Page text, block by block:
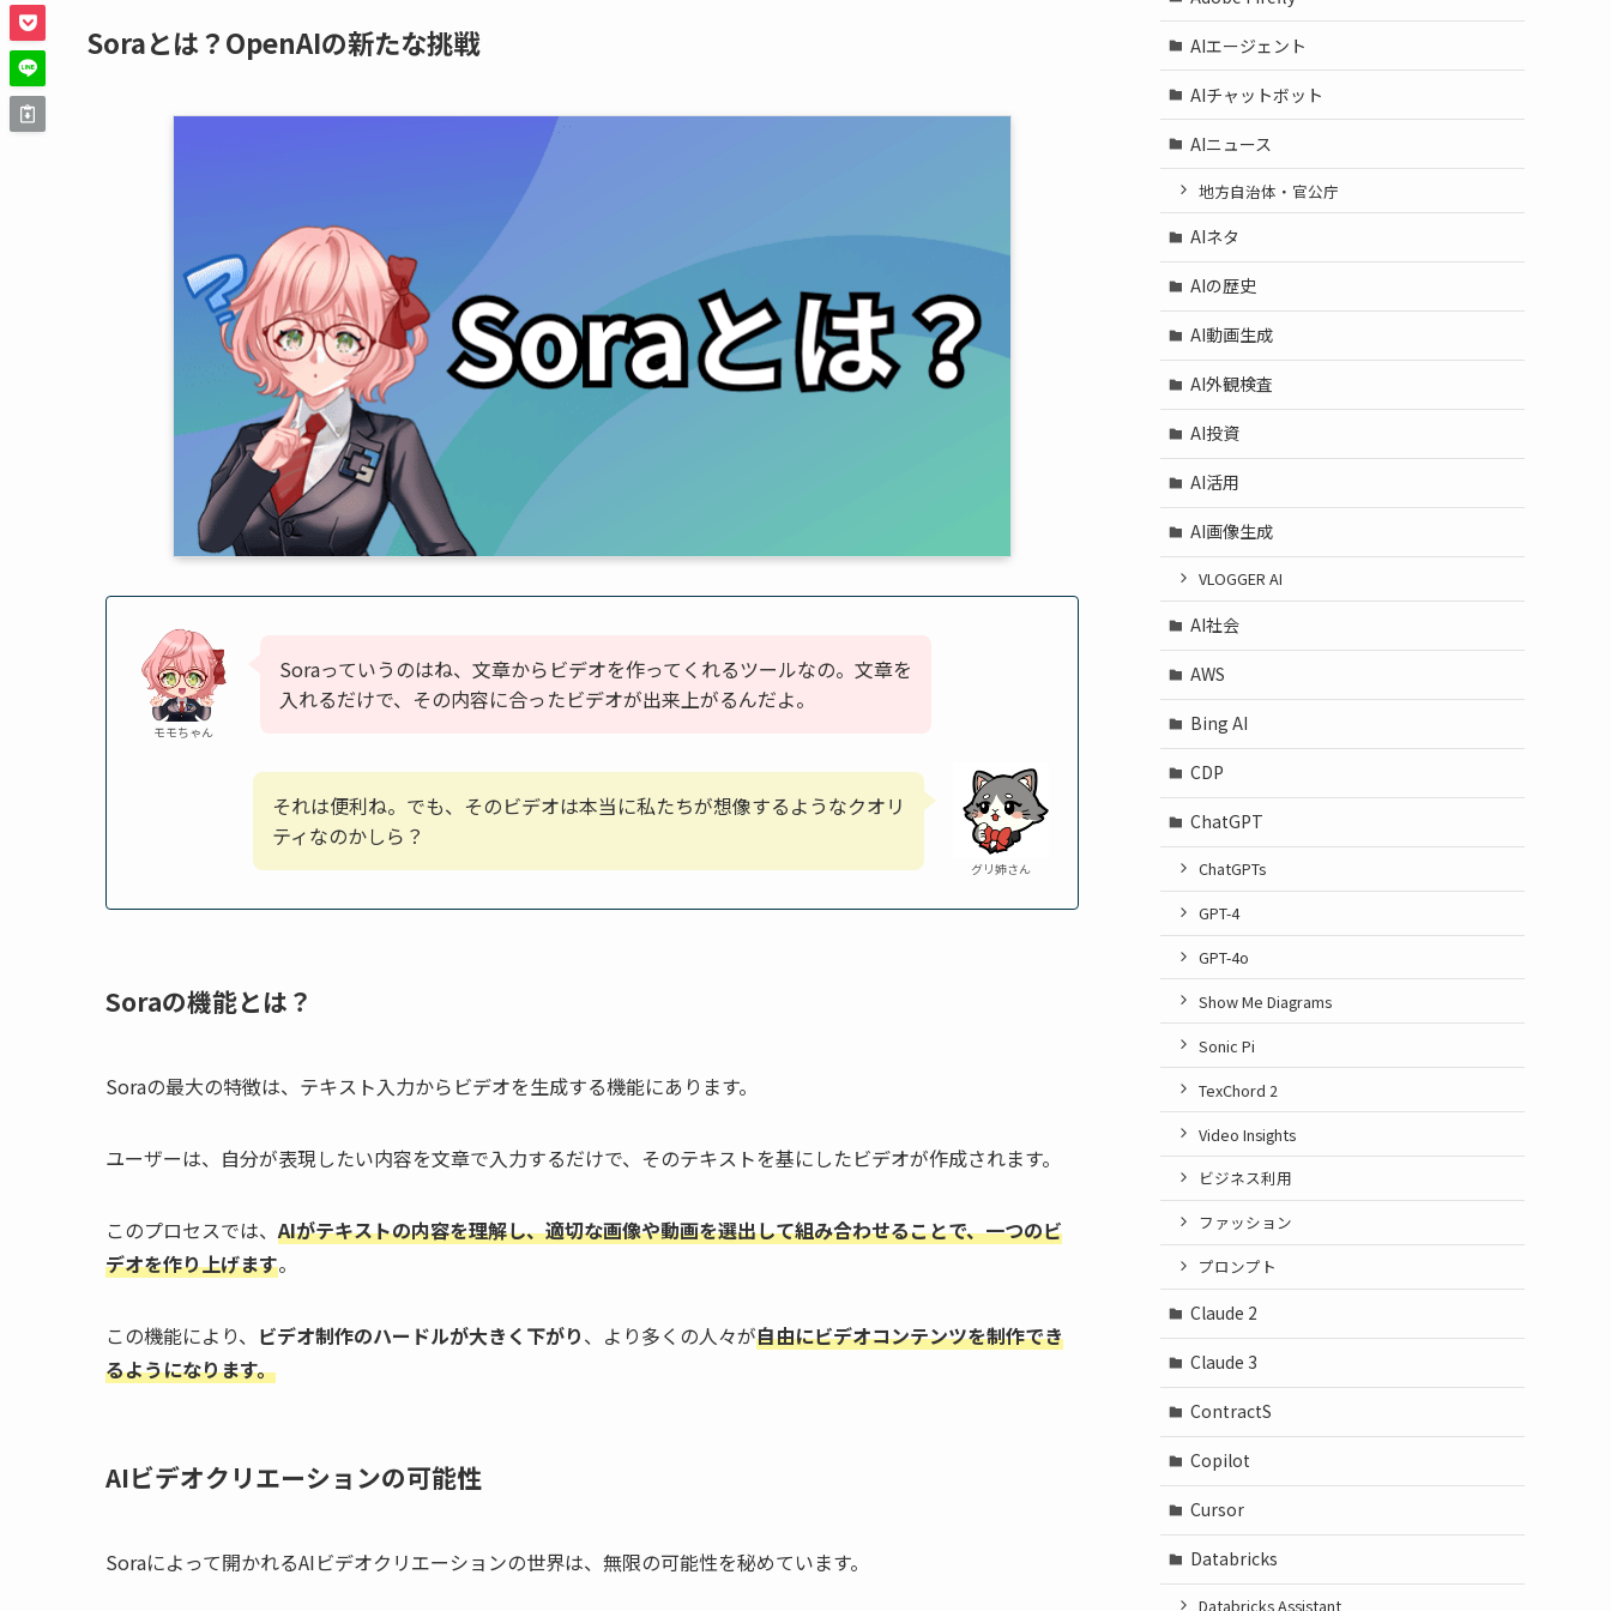
Soraとは？OpenAIの新たな挑戦
モモちゃん
Soraっていうのはね、文章からビデオを作ってくれるツールなの。文章を
入れるだけで、その内容に合ったビデオが出来上がるんだよ。
グリ姉さん
それは便利ね。でも、そのビデオは本当に私たちが想像するようなクオリ
ティなのかしら？
Soraの機能とは？
Soraの最大の特徴は、テキスト入力からビデオを生成する機能にあります。
ユーザーは、自分が表現したい内容を文章で入力するだけで、そのテキストを基にしたビデオが作成されます。
このプロセスでは、AIがテキストの内容を理解し、適切な画像や動画を選出して組み合わせることで、一つのビ
デオを作り上げます。
この機能により、 ビデオ制作のハードルが大きく下がり、より多くの人々が自由にビデオコンテンツを制作でき
るようになります。
AIビデオクリエーションの可能性
Soraによって開かれるAIビデオクリエーションの世界は、無限の可能性を秘めています。
AIエージェント
AIチャットボット
AIニュース
地方自治体・官公庁
AIネタ
AIの歴史
AI動画生成
AI外観検査
AI投資
AI活用
AI画像生成
VLOGGER AI
AI社会
AWS
Bing AI
CDP
ChatGPT
ChatGPTs
GPT-4
GPT-4o
Show Me Diagrams
Sonic Pi
TexChord 2
Video Insights
ビジネス利用
ファッション
プロンプト
Claude 2
Claude 3
ContractS
Copilot
Cursor
Databricks
Databricks Assistant